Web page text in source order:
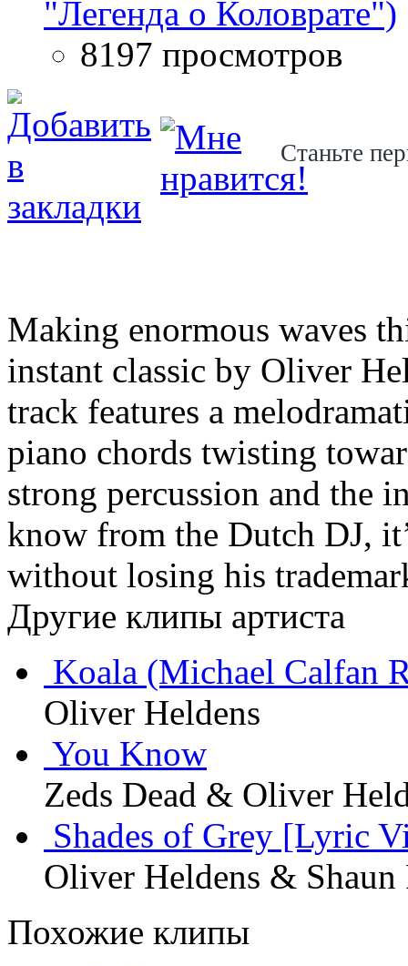
"Легенда о Коловрате")
8197 просмотров
Станьте
Making enormous waves
instant classic by Oliver
track features a
piano chords twisting
strong percussion and the
know from the Dutch DJ,
without losing his
Другие клипы артиста
Koala (Michael Calfan
Oliver Heldens
You Know
Zeds Dead & Oliver
Shades of Grey [Lyric
Oliver Heldens &
Похожие клипы